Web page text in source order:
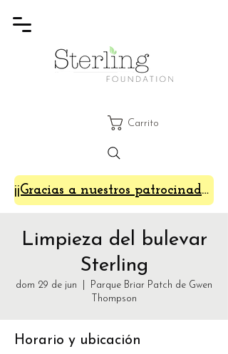
¡¡Gracias a nuestros patrocinadores de SterlingFest 2024!!
Carrito
Limpieza del bulevar
Sterling
dom 29 de jun
Parque Briar Patch de Gwen
Thompson
Horario y ubicación